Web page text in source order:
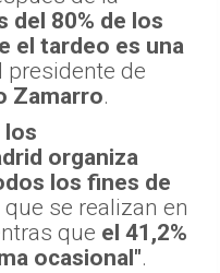
del 80% de los
el tardeo es una
presidente de
Zamarro.
los
organiza
los fines de
se realizan en
que el 41,2%
ocasional".